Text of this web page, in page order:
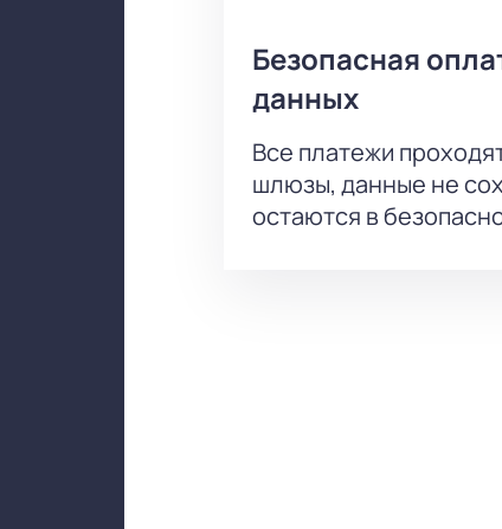
Безопасная
данных
Все платежи
шлюзы, данные не
остаются в